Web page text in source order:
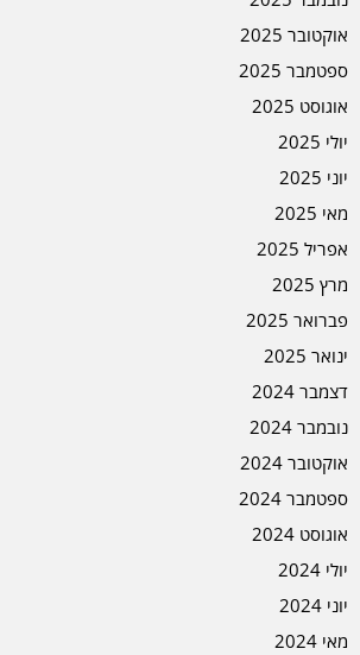
אוקטובר 2025
ספטמבר 2025
אוגוסט 2025
יולי 2025
יוני 2025
מאי 2025
אפריל 2025
מרץ 2025
פברואר 2025
ינואר 2025
דצמבר 2024
נובמבר 2024
אוקטובר 2024
ספטמבר 2024
אוגוסט 2024
יולי 2024
יוני 2024
מאי 2024